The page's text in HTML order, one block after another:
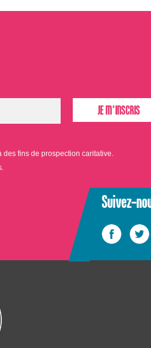
des fins de prospection caritative.
Suivez-